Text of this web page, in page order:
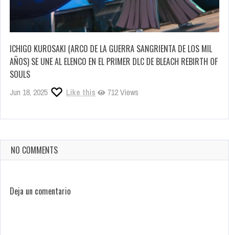
ICHIGO KUROSAKI (ARCO DE LA GUERRA SANGRIENTA DE LOS MIL
AÑOS) SE UNE AL ELENCO EN EL PRIMER DLC DE BLEACH REBIRTH OF
SOULS
Jun 18, 2025 Like this 712 Views
NO COMMENTS
Deja un comentario